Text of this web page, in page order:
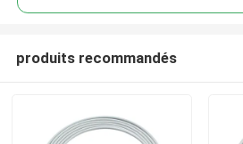
produits recommandés